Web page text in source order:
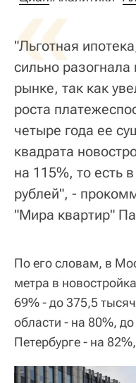
«
"Льготная
сильно
рынке, так как
роста
четыре года ее
квадрата
на 115%, то есть
рублей", -
"Мира квартир"
По его словам, в
метра в
69% - до 375,5
области - на 80%,
Петербурге - на